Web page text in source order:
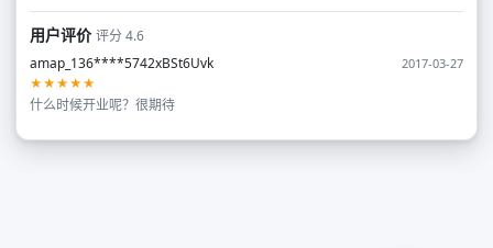
用户评价评分 4.6
amap_136****5742xBSt6Uvk
2017-03-27
★★★★★
什么时候开业呢？很期待